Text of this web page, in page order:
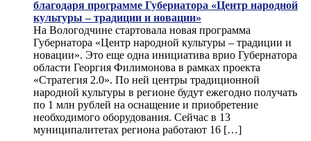
благодаря программе Губернатора «Центр народной
культуры – традиции и новации»
На Вологодчине стартовала новая программа
Губернатора «Центр народной культуры – традиции и
новации». Это еще одна инициатива врио Губернатора
области Георгия Филимонова в рамках проекта
«Стратегия 2.0». По ней центры традиционной
народной культуры в регионе будут ежегодно получать
по 1 млн рублей на оснащение и приобретение
необходимого оборудования. Сейчас в 13
муниципалитетах региона работают 16 […]